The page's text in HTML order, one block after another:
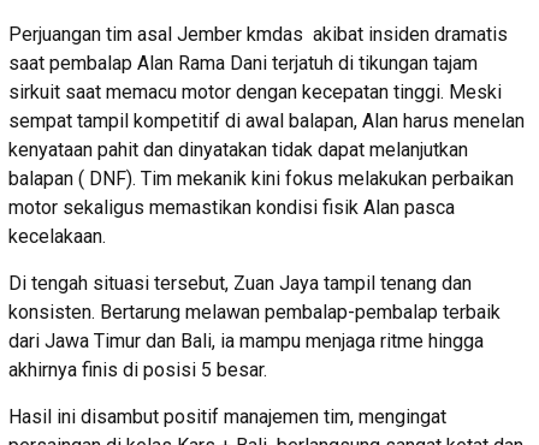
Perjuangan tim asal Jember kmdas akibat insiden dramatis
saat pembalap Alan Rama Dani terjatuh di tikungan tajam
sirkuit saat memacu motor dengan kecepatan tinggi. Meski
sempat tampil kompetitif di awal balapan, Alan harus menelan
kenyataan pahit dan dinyatakan tidak dapat melanjutkan
balapan ( DNF). Tim mekanik kini fokus melakukan perbaikan
motor sekaligus memastikan kondisi fisik Alan pasca
kecelakaan.
Di tengah situasi tersebut, Zuan Jaya tampil tenang dan
konsisten. Bertarung melawan pembalap-pembalap terbaik
dari Jawa Timur dan Bali, ia mampu menjaga ritme hingga
akhirnya finis di posisi 5 besar.
Hasil ini disambut positif manajemen tim, mengingat